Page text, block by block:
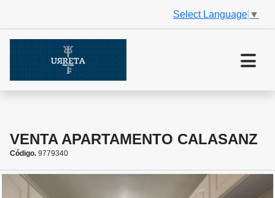
Select Language ▼
VENTA APARTAMENTO CALASANZ
Código. 9779340